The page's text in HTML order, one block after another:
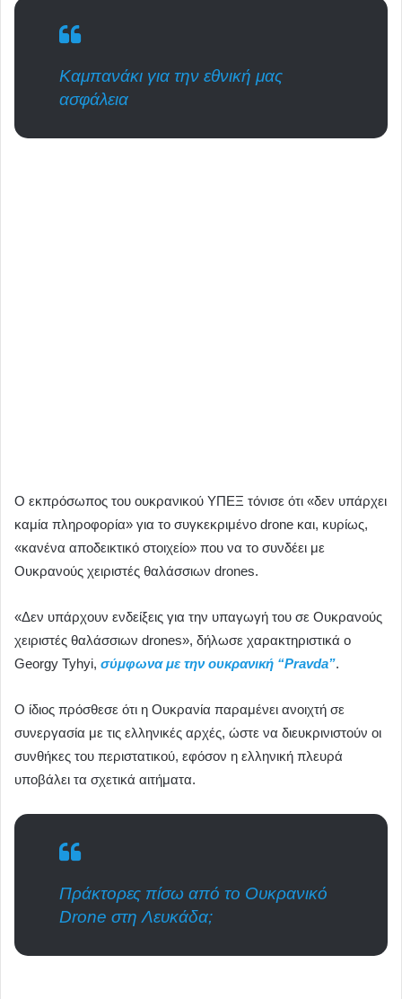
Καμπανάκι για την εθνική μας
ασφάλεια
Ο εκπρόσωπος του ουκρανικού ΥΠΕΞ τόνισε ότι «δεν υπάρχει
καμία πληροφορία» για το συγκεκριμένο drone και, κυρίως,
«κανένα αποδεικτικό στοιχείο» που να το συνδέει με
Ουκρανούς χειριστές θαλάσσιων drones.
«Δεν υπάρχουν ενδείξεις για την υπαγωγή του σε Ουκρανούς
χειριστές θαλάσσιων drones», δήλωσε χαρακτηριστικά ο
Georgy Tyhyi, σύμφωνα με την ουκρανική “Pravda”.
Ο ίδιος πρόσθεσε ότι η Ουκρανία παραμένει ανοιχτή σε
συνεργασία με τις ελληνικές αρχές, ώστε να διευκρινιστούν οι
συνθήκες του περιστατικού, εφόσον η ελληνική πλευρά
υποβάλει τα σχετικά αιτήματα.
Πράκτορες πίσω από το Ουκρανικό
Drone στη Λευκάδα;